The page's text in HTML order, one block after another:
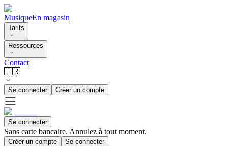
MusiqueEn magasin
Tarifs
Ressources
Contact
🇫🇷
Se connecter Créer un compte
Se connecter
Sans carte bancaire. Annulez à tout moment.
Créer un compte Se connecter